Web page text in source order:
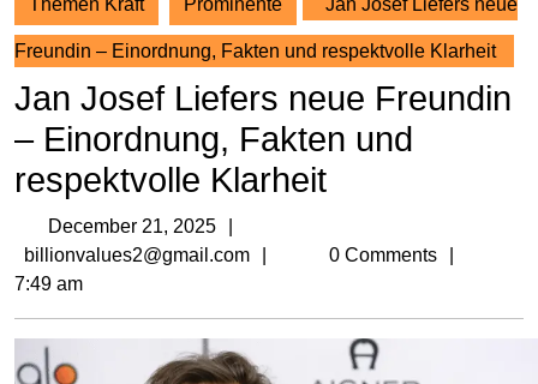
Themen Kraft Prominente Jan Josef Liefers neue
Freundin – Einordnung, Fakten und respektvolle Klarheit
Jan Josef Liefers neue Freundin
– Einordnung, Fakten und
respektvolle Klarheit
December 21, 2025
21,
billionvalues2@gmail.com billionvalues2@gmail.com
0 Comments
7:49 am